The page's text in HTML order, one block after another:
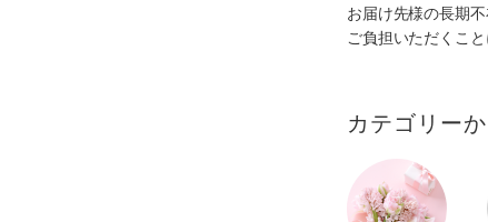
お届け先様の長期
ご負担いただくこ
カテゴリー